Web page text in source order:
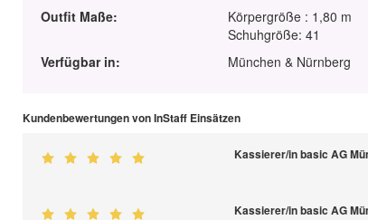
Outfit Maße:
Körpergröße : 1,80 m
Schuhgröße: 41
Verfügbar in:
München & Nürnberg
Kundenbewertungen von InStaff Einsätzen
Kassierer/in basic AG
Kassierer/in basic AG